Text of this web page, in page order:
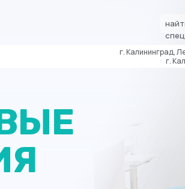
г. Калининград,
г.